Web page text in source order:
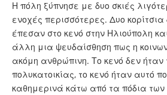
Η πόλη ξύπνησε με δυο σκιές
ενοχές περισσότερες. Δυο
έπεσαν στο κενό στην Ηλιούπολη
άλλη μια ψευδαίσθηση πως η
ακόμη ανθρώπινη. Το κενό δεν ήταν
πολυκατοικίας, το κενό ήταν αυτό
καθημερινά κάτω από τα πόδια